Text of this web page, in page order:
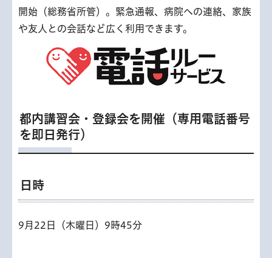
開始（総務省所管）。緊急通報、病院への連絡、家族
や友人との会話など広く利用できます。
都内講習会・登録会を開催（専用電話番号
を即日発行）
日時
9月22日（木曜日）9時45分